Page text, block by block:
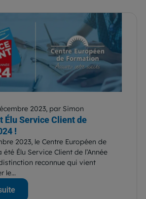
2023, par Simon
Élu Service Client de
!
2023, le Centre Européen de
Élu Service Client de l’Année
reconnue qui vient
le...